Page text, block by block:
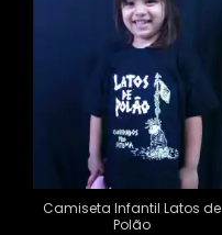
Camiseta Infantil Latos de
Polão